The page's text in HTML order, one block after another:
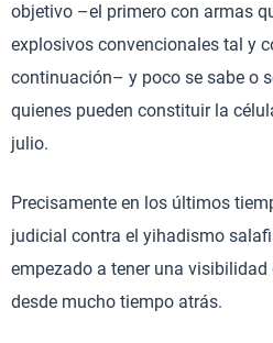
objetivo –el primero con armas
explosivos convencionales tal y
continuación– y poco se sabe o
quienes pueden constituir la
julio.
Precisamente en los últimos
judicial contra el yihadismo
empezado a tener una
desde mucho tiempo atrás.